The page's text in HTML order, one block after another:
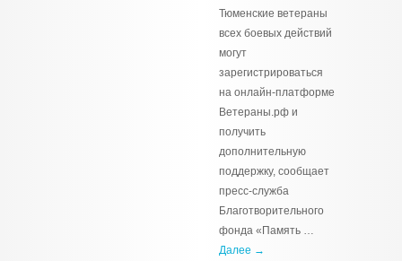
Тюменские ветераны
всех боевых действий
могут
зарегистрироваться
на онлайн-платформе
Ветераны.рф и
получить
дополнительную
поддержку, сообщает
пресс-служба
Благотворительного
фонда «Память …
Далее →